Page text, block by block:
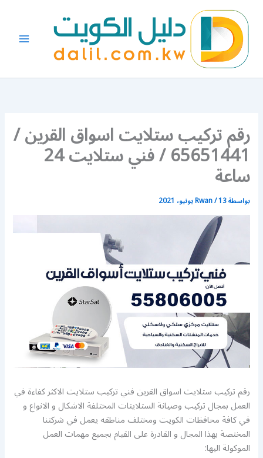
المحتوى
رقم تركيب ستلايت اسواق القرين /
65651441 / فني ستلايت 24
ساعة
بواسطة Rwan/13 يونيو، 2021
رقم تركيب ستلايت اسواق القرين فني تركيب ستلايت الاكثر كفاءة في
العمل بمجال تركيب وصيانة الستلايتات المختلفة الاشكال و الانواع و
في كافة محافظات الكويت ومختلف مناطقه يعمل في شركتنا
المختصة بهذا المجال و القادرة على القيام بجميع مهمات العمل
الموكولة اليها: